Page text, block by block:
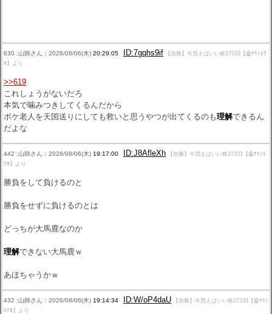
630 :山師さん：2026/08/06(木) 20:29:05 ID:7gqhs9if
【急騰】今買えばいい株27333【🤖ﾅﾔﾐｷｸ
ﾖ】より
>>619
これしょうがないだろ
本気で噛みつきしてくるんだから
ボケ老人を天国送りにしても救いと思うやつが出てくるのも理解できるん
だよな
442 :山師さん：2026/08/06(木) 19:17:00 ID:J8AfleXh
【急騰】今買えばいい株27333【🤖ﾅﾔﾐｷ
ｸﾖ】より
勝負をして負けるのと
勝負をせずに負けるのとは
どっちが大馬鹿なのか
理解できない大馬鹿ｗ
あほちゃうかｗ
432 :山師さん：2026/08/06(木) 19:14:34 ID:W/oP4daU
【急騰】今買えばいい株27333【🤖ﾅﾔﾐ
ｷｸﾖ】より